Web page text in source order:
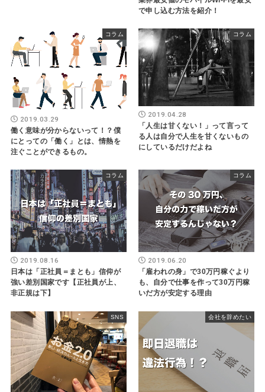
で申し込む方法を紹介！
コラム
2019.03.29
働く意味が分からないって！？僕
にとっての「働く」とは、情熱を
注ぐことができるもの。
コラム
2019.04.28
「人生は甘くない！」って言って
る人は自分で人生を甘くないもの
にしているだけだよね
コラム
2019.08.16
日本は「正社員＝まとも」信仰が
強い差別国家です【正社員が上、
非正規は下】
コラム
2019.06.20
「雇われの身」で30万円稼ぐより
も、自分で仕事を作って30万円稼
いだ方が安定する理由
SNS 会社を辞めたい